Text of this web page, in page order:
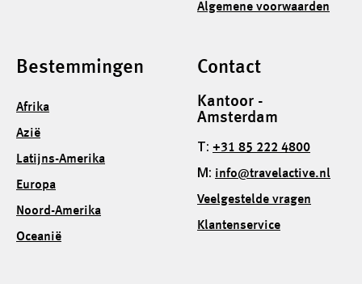
Algemene voorwaarden
Bestemmingen
Afrika
Azië
Latijns-Amerika
Europa
Noord-Amerika
Oceanië
Contact
Kantoor -
Amsterdam
T: +31 85 222 4800
M: info@travelactive.nl
Veelgestelde vragen
Klantenservice